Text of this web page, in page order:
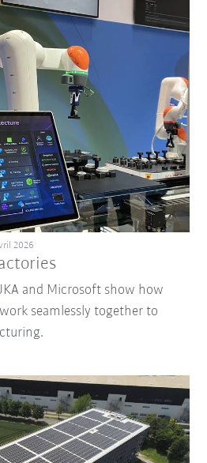
2026
and Microsoft show how
seamlessly together to